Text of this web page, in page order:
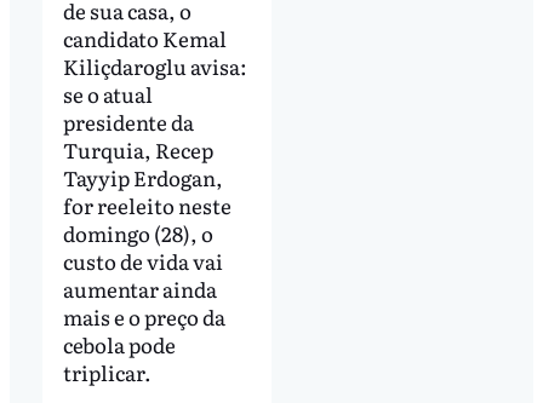
de sua casa, o
candidato Kemal
Kiliçdaroglu avisa:
se o atual
presidente da
Turquia, Recep
Tayyip Erdogan,
for reeleito neste
domingo (28), o
custo de vida vai
aumentar ainda
mais e o preço da
cebola pode
triplicar.